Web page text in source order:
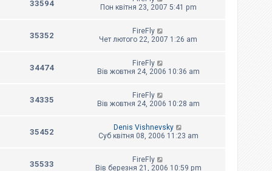
33594
Пон квітня 23, 2007 5:41 pm
35352
FireFly
Чет лютого 22, 2007 1:26 am
34474
FireFly
Вів жовтня 24, 2006 10:36 am
34335
FireFly
Вів жовтня 24, 2006 10:28 am
35452
Denis Vishnevsky
Суб квітня 08, 2006 11:23 am
35533
FireFly
Вів березня 21, 2006 10:59 pm